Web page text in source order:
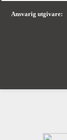
Ansvarig utgivare: